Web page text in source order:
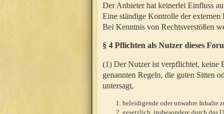
Der Anbieter hat keinerlei Einfluss
Eine ständige Kontrolle der
Bei Kenntnis von Rechtsverstößen
§ 4 Pflichten als Nutzer dieses
(1) Der Nutzer ist verpflichtet, keine
genannten Regeln, die guten Sitten
untersagt,
beleidigende oder unwahre Inhalte
gesetzlich, insbesondere durch das